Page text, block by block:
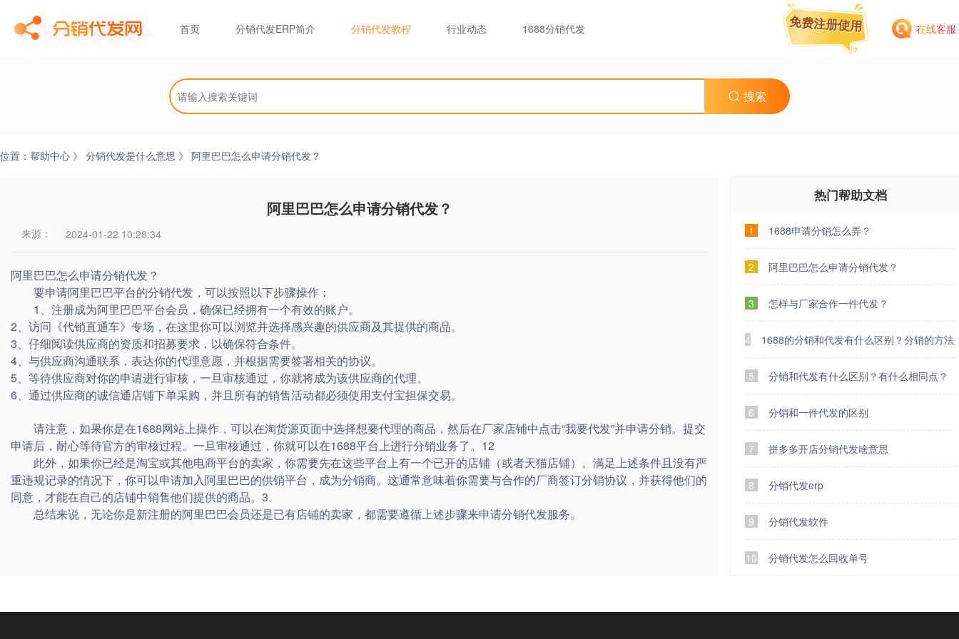
首页 分销代发ERP简介 分销代发教程 行业动态 1688分销代发 免费注册使用
免费注册使用 在线客服
搜索
位置： 帮助中心 》 分销代发是什么意思 》 阿里巴巴怎么申请分销代发？
阿里巴巴怎么申请分销代发？
来源： 2024-01-22 10:28:34
阿里巴巴怎么申请分销代发？
要申请阿里巴巴平台的分销代发，可以按照以下步骤操作：
1、注册成为阿里巴巴平台会员，确保已经拥有一个有效的账户。
2、访问《代销直通车》专场，在这里你可以浏览并选择感兴趣的供应商及其提供的商品。
3、仔细阅读供应商的资质和招募要求，以确保符合条件。
4、与供应商沟通联系，表达你的代理意愿，并根据需要签署相关的协议。
5、等待供应商对你的申请进行审核，一旦审核通过，你就将成为该供应商的代理。
6、通过供应商的诚信通店铺下单采购，并且所有的销售活动都必须使用支付宝担保交易。
请注意，如果你是在1688网站上操作，可以在淘货源页面中选择想要代理的商品，然后在厂家店铺中点击“我要代发”并申请分销。提交
申请后，耐心等待官方的审核过程。一旦审核通过，你就可以在1688平台上进行分销业务了。12
此外，如果你已经是淘宝或其他电商平台的卖家，你需要先在这些平台上有一个已开的店铺（或者天猫店铺）。满足上述条件且没有严
重违规记录的情况下，你可以申请加入阿里巴巴的供销平台，成为分销商。这通常意味着你需要与合作的厂商签订分销协议，并获得他们的
同意，才能在自己的店铺中销售他们提供的商品。3
总结来说，无论你是新注册的阿里巴巴会员还是已有店铺的卖家，都需要遵循上述步骤来申请分销代发服务。
热门帮助文档
1 1688申请分销怎么弄？
2 阿里巴巴怎么申请分销代发？
3 怎样与厂家合作一件代发？
4 1688的分销和代发有什么区别？分销的方法
5 分销和代发有什么区别？有什么相同点？
6 分销和一件代发的区别
7 拼多多开店分销代发啥意思
8 分销代发erp
9 分销代发软件
10 分销代发怎么回收单号